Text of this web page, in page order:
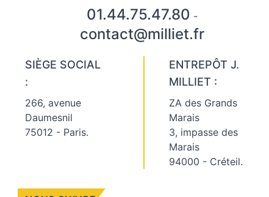
01.44.75.47.80 -
contact@milliet.fr
SIÈGE SOCIAL
:
266, avenue
Daumesnil
75012 - Paris.
ENTREPÔT J.
MILLIET :
ZA des Grands
Marais
3, impasse des
Marais
94000 - Créteil.